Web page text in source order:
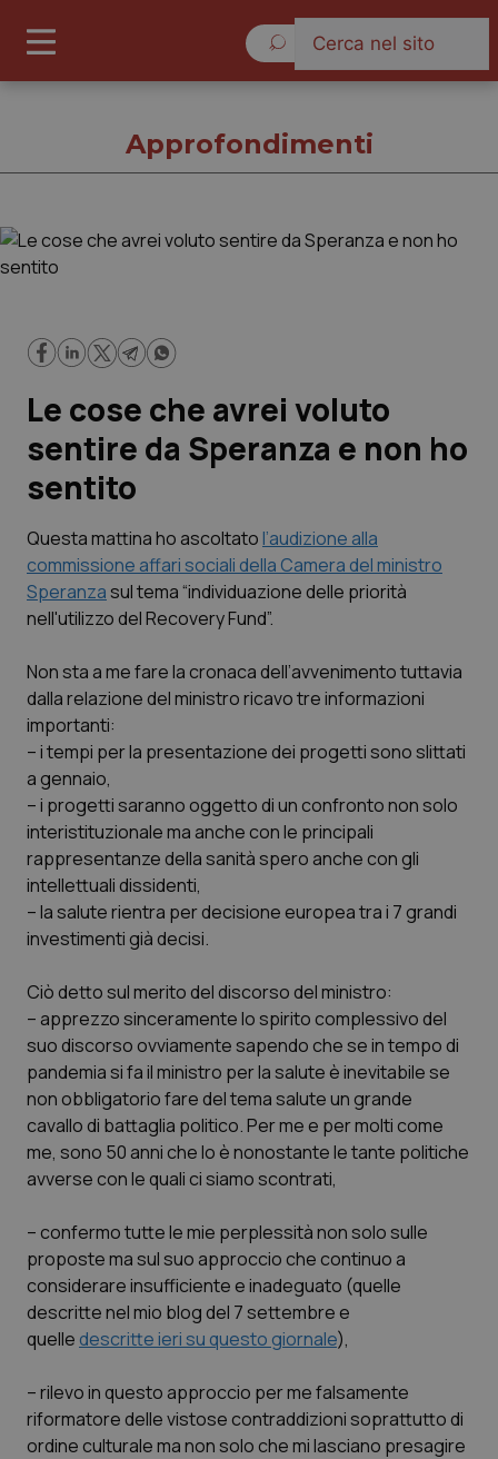
Governo e Parlamento
Regioni e Asl
Lavoro e Professioni
Scienza e Farmaci
Studi e Analisi
Lettere al direttore
Edizioni Regionali
QS Pro
Professionisti Sanitari.AI
Abruzzo
Basilicata
Calabria
Campania
Emilia-Romagna
Friuli Venezia Giulia
Lazio
Liguria
Marche
QS Pro Gold
Artrite & artrosi
Asma & BPCO
Car-T
Colesterolo & coronaropatie
Dermatite Atopica
Diabete & glucometri
Disturbi dell’umore
Donna & Salute
QS Club Newsletter
Approfondimenti
Le cose che avrei voluto
sentire da Speranza e non ho
sentito
Questa mattina ho ascoltatol’audizione alla
commissione affari sociali della Camera del ministro
Speranzasul tema “individuazione delle priorità
nell'utilizzo delRecovery Fund”.
Non sta a me fare la cronaca dell’avvenimento tuttavia
dalla relazione del ministro ricavo tre informazioni
importanti:
– i tempi per la presentazione dei progetti sono slittati
a gennaio,
– i progetti saranno oggetto di un confronto non solo
interistituzionale ma anche con le principali
rappresentanze della sanità spero anche con gli
intellettuali dissidenti,
– la salute rientra per decisione europea tra i 7 grandi
investimenti già decisi.
Ciò detto sul merito del discorso del ministro:
– apprezzo sinceramente lo spirito complessivo del
suo discorso ovviamente sapendo che se in tempo di
pandemia si fa il ministro per la salute è inevitabile se
non obbligatorio fare del tema salute un grande
cavallo di battaglia politico. Per me e per molti come
me, sono 50 anni che lo è nonostante le tante politiche
avverse con le quali ci siamo scontrati,
– confermo tutte le mie perplessità non solo sulle
proposte ma sul suo approccio che continuo a
considerare insufficiente e inadeguato (quelle
descritte nel mio blog del 7 settembre e
quelle descritte ieri su questo giornale),
– rilevo in questo approccio per me falsamente
riformatore delle vistose contraddizioni soprattutto di
ordine culturale ma non solo che mi lasciano presagire